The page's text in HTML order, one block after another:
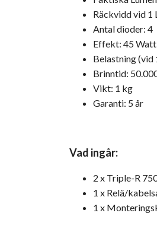
Räckvidd vid 1
Antal dioder: 4
Effekt: 45 Watt
Belastning (vid
Brinntid:
Vikt: 1 kg
Garanti: 5 år
Vad ingår:
2 x Triple-R
1 x Relä/
1 x